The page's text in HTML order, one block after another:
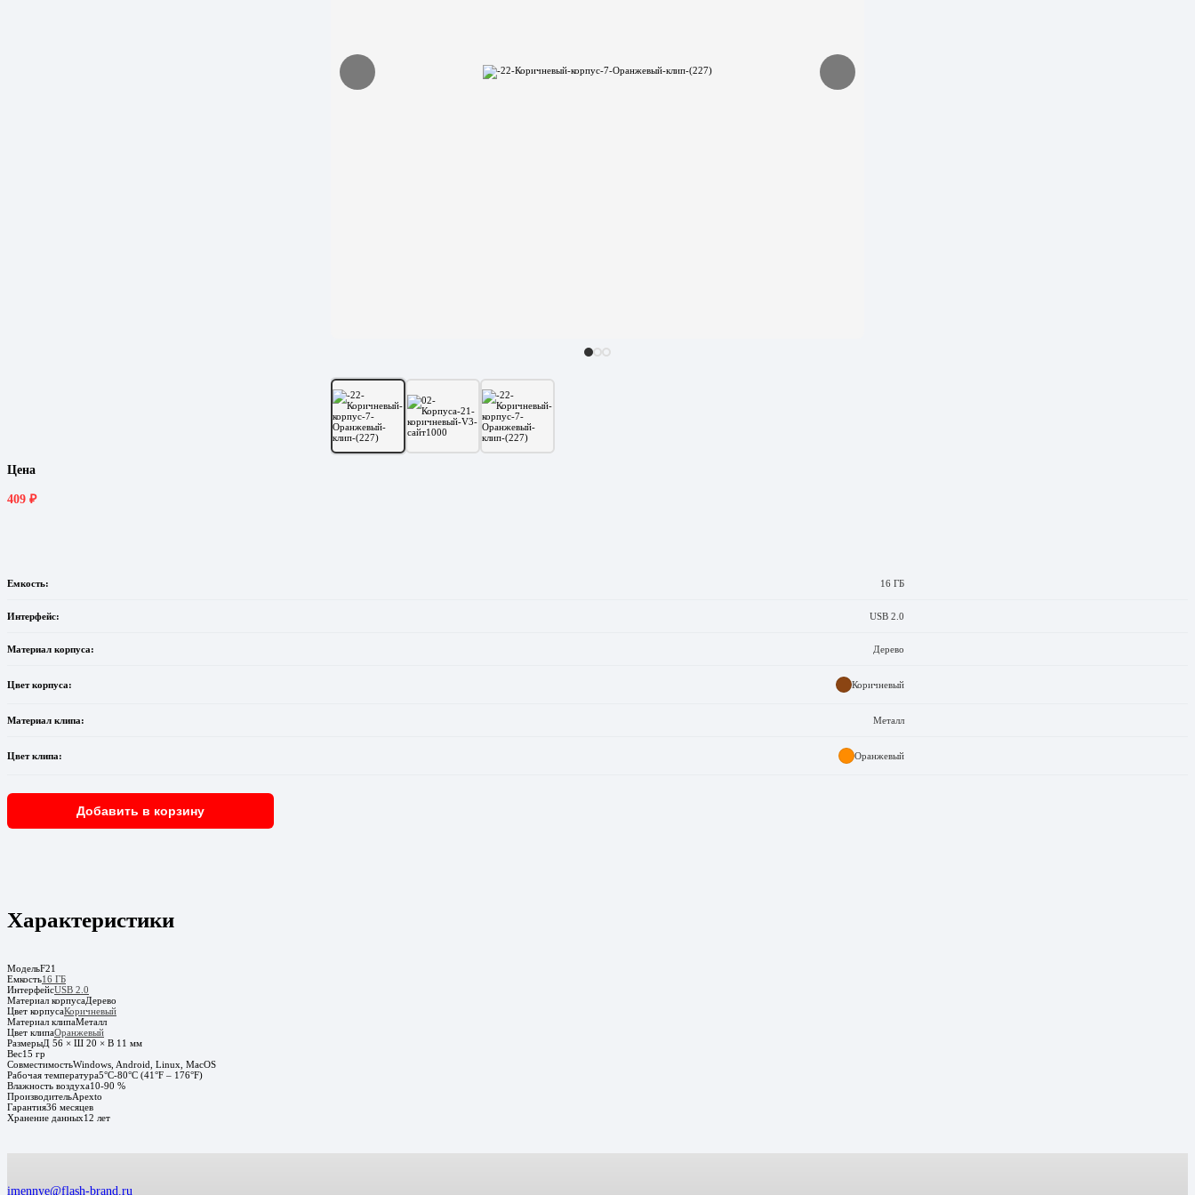
Цена
409 ₽
Емкость: 16 ГБ
Интерфейс: USB 2.0
Материал корпуса: Дерево
Цвет корпуса: Коричневый
Материал клипа: Металл
Цвет клипа: Оранжевый
Добавить в корзину
Характеристики
МодельF21
Емкость16 ГБ
ИнтерфейсUSB 2.0
Материал корпусаДерево
Цвет корпусаКоричневый
Материал клипаМеталл
Цвет клипаОранжевый
РазмерыД 56 × Ш 20 × В 11 мм
Вес15 гр
СовместимостьWindows, Android, Linux, MacOS
Рабочая температура5°C-80°C (41°F – 176°F)
Влажность воздуха10-90 %
ПроизводительApexto
Гарантия36 месяцев
Хранение данных12 лет
imennye@flash-brand.ru